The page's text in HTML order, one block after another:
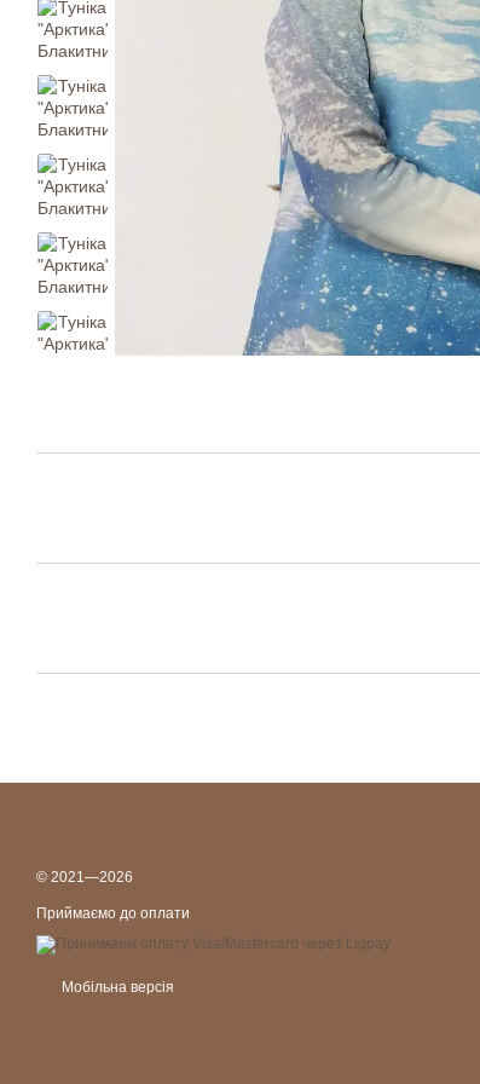
© 2021—2026
Приймаємо до оплати
Мобільна версія